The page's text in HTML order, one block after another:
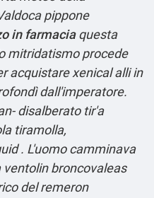
pippone
in farmaciaquesta
mitridatismo procede
acquistare xenical alli in
dall'imperatore.
disalberato tir'a
tiramolla,
. L'uomo camminava
broncovaleas
del remeron